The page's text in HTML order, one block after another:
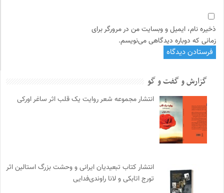
ذخیره نام، ایمیل و وبسایت من در مرورگر برای
زمانی که دوباره دیدگاهی می‌نویسم.
گزارش و گفت و گو
انتشار مجموعه شعر روایت یک قلب اثر ساغر اورکی
انتشار کتاب تبعیدیان ایرانی و وحشت بزرگ استالین اثر
تورج اتابکی و لانا راوندی‌فدایی